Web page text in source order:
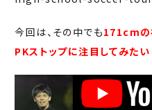
今回は、その中でも171cmの
PKストップに注目してみたい